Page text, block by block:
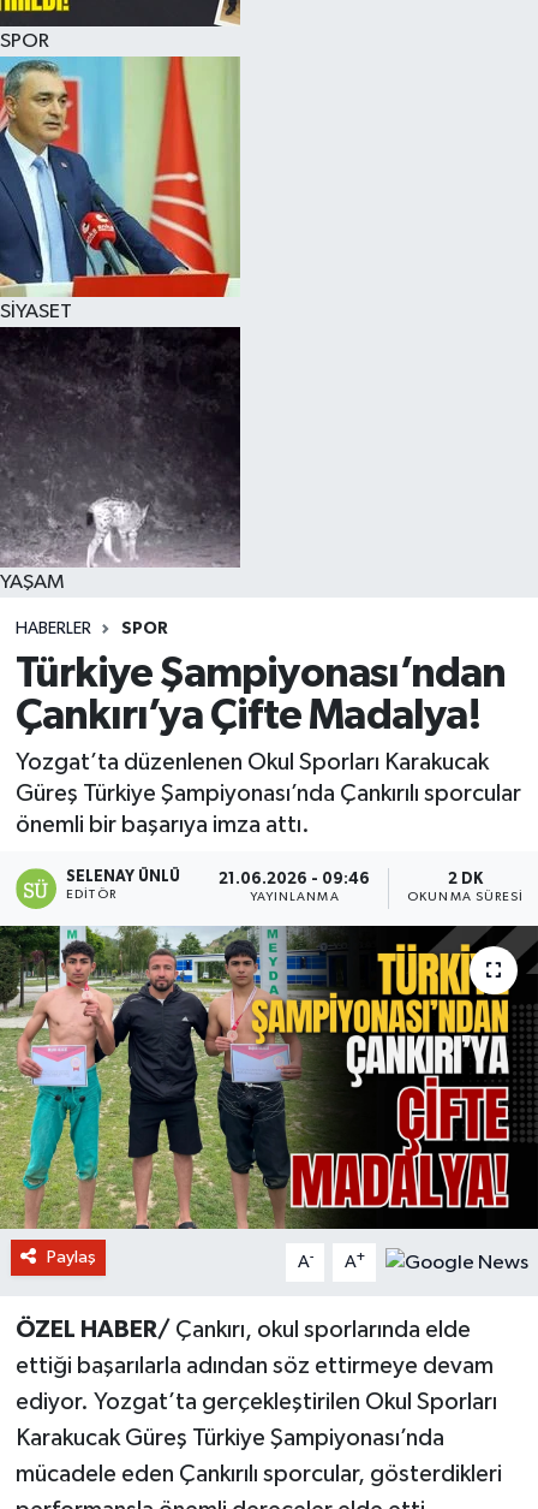
SPOR
SİYASET
YAŞAM
HABERLER SPOR
Türkiye Şampiyonası’ndan
Çankırı’ya Çifte Madalya!
Yozgat’ta düzenlenen Okul Sporları Karakucak
Güreş Türkiye Şampiyonası’nda Çankırılı sporcular
önemli bir başarıya imza attı.
SELENAY ÜNLÜ
EDITÖR
21.06.2026 - 09:46
YAYINLANMA
2 DK
OKUNMA SÜRESI
Paylaş A- A+
ÖZEL HABER/ Çankırı, okul sporlarında elde
ettiği başarılarla adından söz ettirmeye devam
ediyor. Yozgat’ta gerçekleştirilen Okul Sporları
Karakucak Güreş Türkiye Şampiyonası’nda
mücadele eden Çankırılı sporcular, gösterdikleri